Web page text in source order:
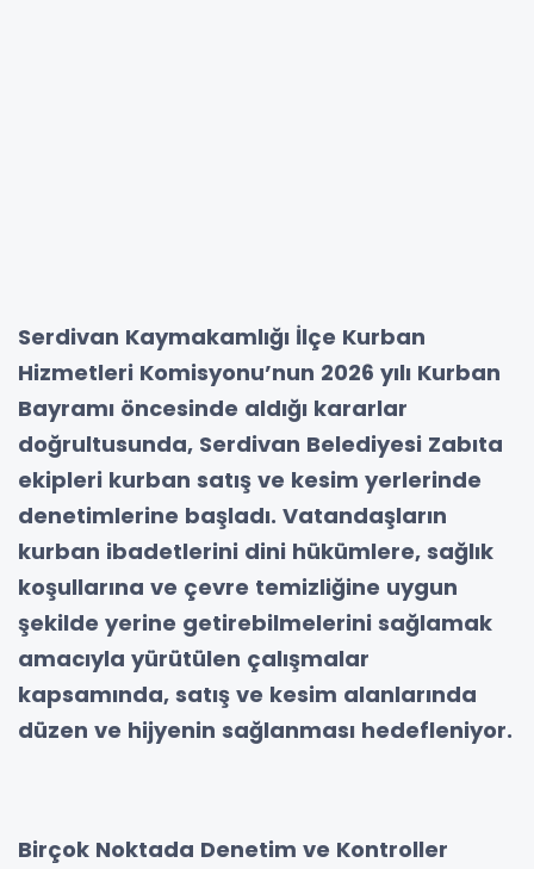
Serdivan Kaymakamlığı İlçe Kurban
Hizmetleri Komisyonu’nun 2026 yılı Kurban
Bayramı öncesinde aldığı kararlar
doğrultusunda, Serdivan Belediyesi Zabıta
ekipleri kurban satış ve kesim yerlerinde
denetimlerine başladı. Vatandaşların
kurban ibadetlerini dini hükümlere, sağlık
koşullarına ve çevre temizliğine uygun
şekilde yerine getirebilmelerini sağlamak
amacıyla yürütülen çalışmalar
kapsamında, satış ve kesim alanlarında
düzen ve hijyenin sağlanması hedefleniyor.
Birçok Noktada Denetim ve Kontroller